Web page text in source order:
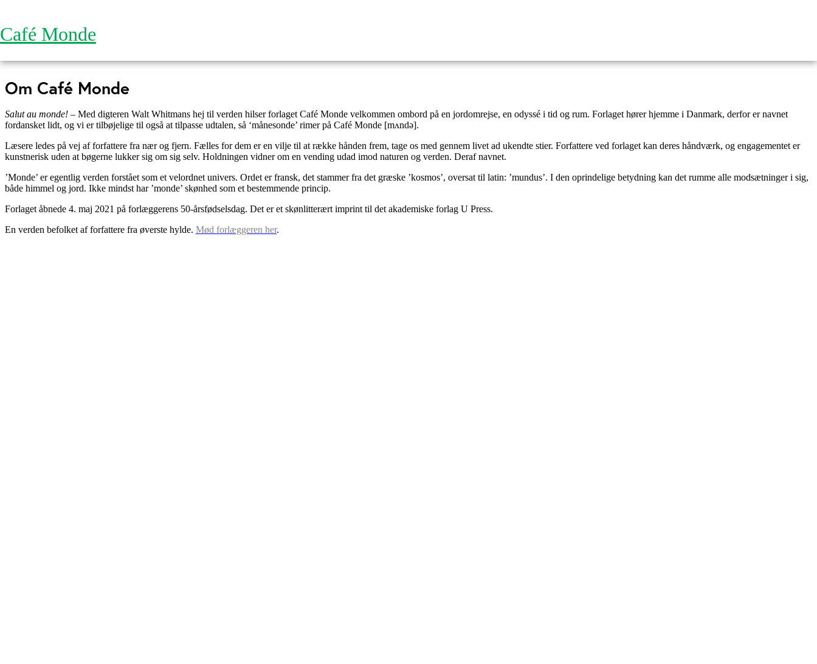
Café Monde
Om Café Monde
Salut au monde! – Med digteren Walt Whitmans hej til verden hilser forlaget Café Monde velkommen ombord på en jordomrejse, en odyssé i tid og rum. Forlaget hører hjemme i Danmark, derfor er navnet
fordansket lidt, og vi er tilbøjelige til også at tilpasse udtalen, så ‘månesonde’ rimer på Café Monde [mʌndə].
Læsere ledes på vej af forfattere fra nær og fjern. Fælles for dem er en vilje til at række hånden frem, tage os med gennem livet ad ukendte stier. Forfattere ved forlaget kan deres håndværk, og engagementet er
kunstnerisk uden at bøgerne lukker sig om sig selv. Holdningen vidner om en vending udad imod naturen og verden. Deraf navnet.
’Monde’ er egentlig verden forstået som et velordnet univers. Ordet er fransk, det stammer fra det græske ’kosmos’, oversat til latin: ’mundus’. I den oprindelige betydning kan det rumme alle modsætninger i sig,
både himmel og jord. Ikke mindst har ’monde’ skønhed som et bestemmende princip.
Forlaget åbnede 4. maj 2021 på forlæggerens 50-årsfødselsdag. Det er et skønlitterært imprint til det akademiske forlag U Press.
En verden befolket af forfattere fra øverste hylde. Mød forlæggeren her.